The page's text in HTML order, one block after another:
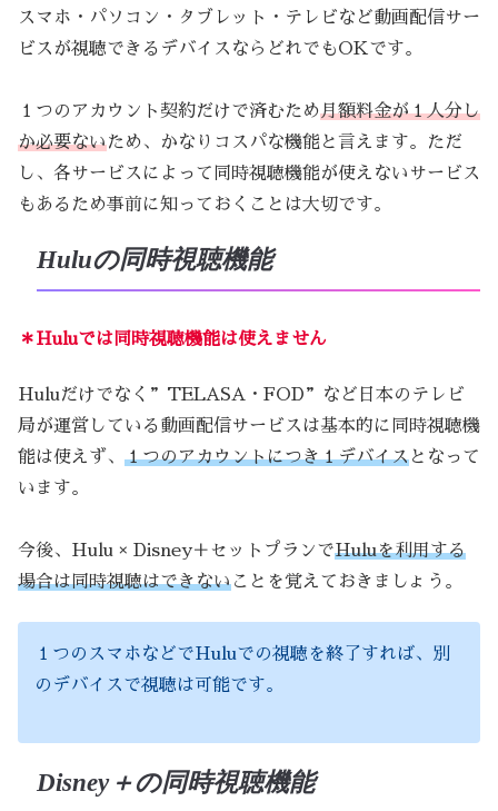
スマホ・パソコン・タブレット・テレビなど動画配信サー
ビスが視聴できるデバイスならどれでもOKです。
１つのアカウント契約だけで済むため月額料金が１人分し
か必要ないため、かなりコスパな機能と言えます。ただ
し、各サービスによって同時視聴機能が使えないサービス
もあるため事前に知っておくことは大切です。
Huluの同時視聴機能
＊Huluでは同時視聴機能は使えません
Huluだけでなく”TELASA・FOD”など日本のテレビ
局が運営している動画配信サービスは基本的に同時視聴機
能は使えず、 １つのアカウントにつき１デバイスとなって
います。
今後、Hulu × Disney＋セットプランでHuluを利用する
場合は同時視聴はできないことを覚えておきましょう。
１つのスマホなどでHuluでの視聴を終了すれば、別
のデバイスで視聴は可能です。
Disney＋の同時視聴機能